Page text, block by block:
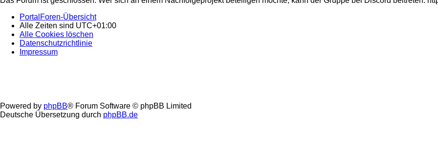
Portal Foren-Übersicht
Alle Zeiten sind UTC+01:00
Alle Cookies löschen
Datenschutzrichtlinie
Impressum
Powered by phpBB® Forum Software © phpBB Limited
Deutsche Übersetzung durch phpBB.de